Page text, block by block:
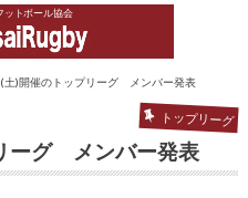
ットボール協会
土)開催のトップリーグ メンバー発表
トップリーグ
ーグ メンバー発表